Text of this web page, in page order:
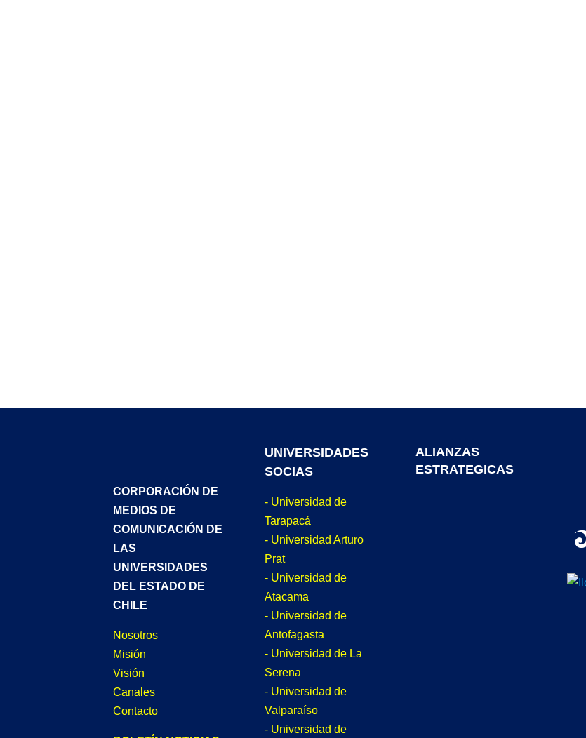
CORPORACIÓN DE
MEDIOS DE
COMUNICACIÓN DE
LAS
UNIVERSIDADES
DEL ESTADO DE
CHILE
Nosotros
Misión
Visión
Canales
Contacto
UNIVERSIDADES
SOCIAS
- Universidad de
Tarapacá
- Universidad Arturo
Prat
- Universidad de
Atacama
- Universidad de
Antofagasta
- Universidad de La
Serena
- Universidad de
Valparaíso
- Universidad de
ALIANZAS
ESTRATEGICAS